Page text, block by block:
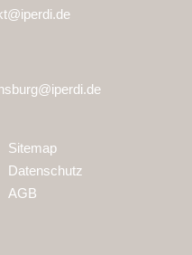
Sitemap
Datenschutz
AGB